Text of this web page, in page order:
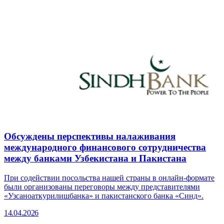
Обсуждены перспективы налаживания
международного финансового сотрудничества
между банками Узбекистана и Пакистана
При содействии посольства нашей страны в онлайн-формате
были организованы переговоры между представителями
«Узсаноаткурилишбанка» и пакистанского банка «Синд».
14.04.2026